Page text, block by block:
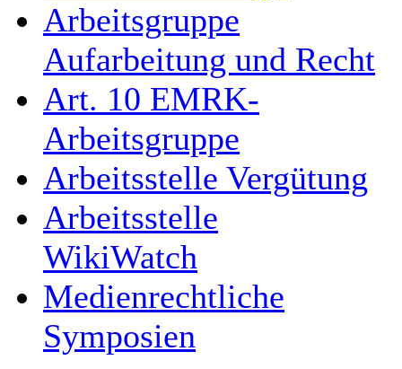
Arbeitsgruppe
Aufarbeitung und Recht
Art. 10 EMRK-
Arbeitsgruppe
Arbeitsstelle Vergütung
Arbeitsstelle
WikiWatch
Medienrechtliche
Symposien